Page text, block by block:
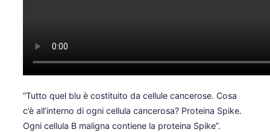
“Tutto quel blu è costituito da cellule cancerose. Cosa
c’è all’interno di ogni cellula cancerosa? Proteina Spike.
Ogni cellula B maligna contiene la proteina Spike”.